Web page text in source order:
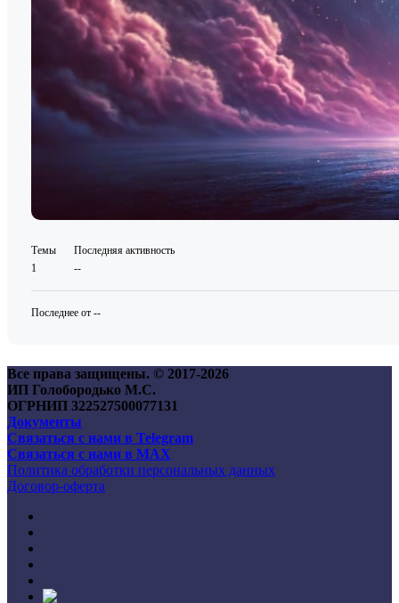
Темы
1
Последняя активность
--
Последнее от --
Все права защищены. © 2017-2026
ИП Голобородько М.С.
ОГРНИП 322527500077131
Документы
Связаться с нами в Telegram
Связаться с нами в MAX
Политика обработки персональных данных
Договор-оферта